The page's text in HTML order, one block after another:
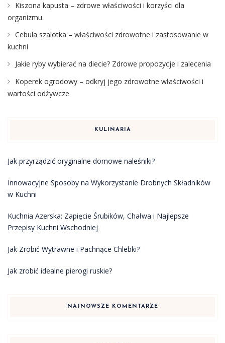
Kiszona kapusta – zdrowe właściwości i korzyści dla
organizmu
Cebula szalotka – właściwości zdrowotne i zastosowanie w
kuchni
Jakie ryby wybierać na diecie? Zdrowe propozycje i zalecenia
Koperek ogrodowy – odkryj jego zdrowotne właściwości i
wartości odżywcze
KULINARIA
Jak przyrządzić oryginalne domowe naleśniki?
Innowacyjne Sposoby na Wykorzystanie Drobnych Składników
w Kuchni
Kuchnia Azerska: Zapięcie Śrubików, Chałwa i Najlepsze
Przepisy Kuchni Wschodniej
Jak Zrobić Wytrawne i Pachnące Chlebki?
Jak zrobić idealne pierogi ruskie?
NAJNOWSZE KOMENTARZE